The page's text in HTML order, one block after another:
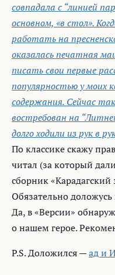
совпадала с “линией
основном, «в стол».
работать на
оказалась печатная
писать свои первые
популярностью у моих
содержания. Сейчас
востребован на
долго ходили из рук в
По классике скажу
читал (за который
сборник «Карадагский
Обязательно
Да, в «Версии»
о нашем герое.
P.S. Доложился —ад и